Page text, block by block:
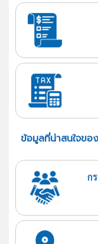
ข้อมูลที่น่าสนใจข
ก